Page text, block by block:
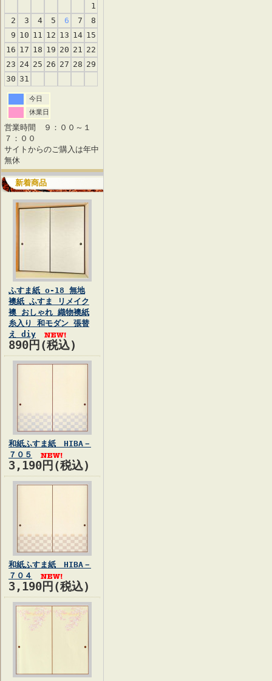
1
2
3 4 5 6 7
8
9 10 11 12 13 14 15
16 17 18 19 20 21 22
23 24 25 26 27 28 29
30 31
今日
休業日
営業時間 ９：００～１
７：００
サイトからのご購入は年中
無休
新着商品
ふすま紙 o-18 無地
襖紙 ふすま リメイク
襖 おしゃれ 織物襖紙
糸入り 和モダン 張替
え diy
890円(税込)
和紙ふすま紙 HIBA－
７０５
3,190円(税込)
和紙ふすま紙 HIBA－
７０４
3,190円(税込)